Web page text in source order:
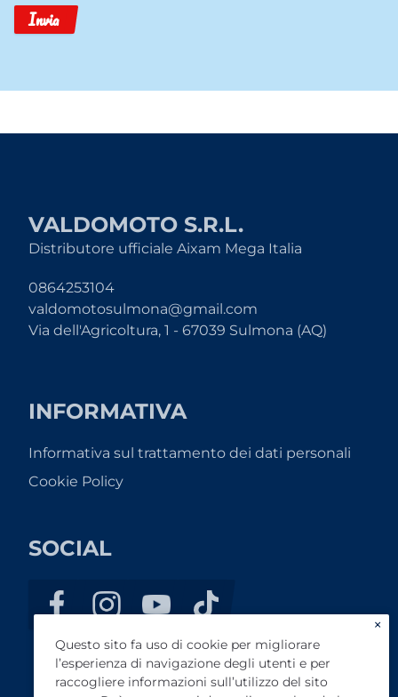
Invia
VALDOMOTO S.R.L.
Distributore ufficiale Aixam Mega Italia
0864253104
valdomotosulmona@gmail.com
Via dell'Agricoltura, 1 - 67039 Sulmona (AQ)
INFORMATIVA
Informativa sul trattamento dei dati personali
Cookie Policy
SOCIAL
×
Questo sito fa uso di cookie per migliorare
l’esperienza di navigazione degli utenti e per
raccogliere informazioni sull’utilizzo del sito